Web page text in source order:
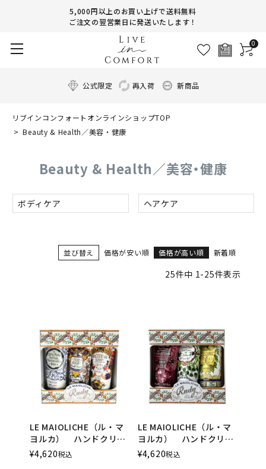
5,000円以上のお買い上げで送料無料
ご注文の翌営業日に発送いたします！
0
公式限定 再入荷 新商品
リブインコンフォートオンラインショップTOP
Beauty & Health／美容・健康
Beauty & Health／美容・健康
ボディケア ヘアケア
並び替え 価格が安い順 価格が高い順 新着順
25件中 1-25件表示
LE MAIOLICHE（ル・マ
ヨルカ） ハンドクリー
ム ギフトセット
Stella（ステラ）
¥4,620税込
LE MAIOLICHE（ル・マ
ヨルカ） ハンドクリー
ム ギフトセット
Fiore（フィオーレ）
¥4,620税込